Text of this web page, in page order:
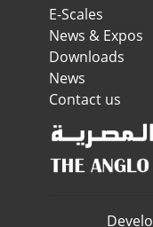
E-Scales
News & Expos
Downloads
News
Contact us